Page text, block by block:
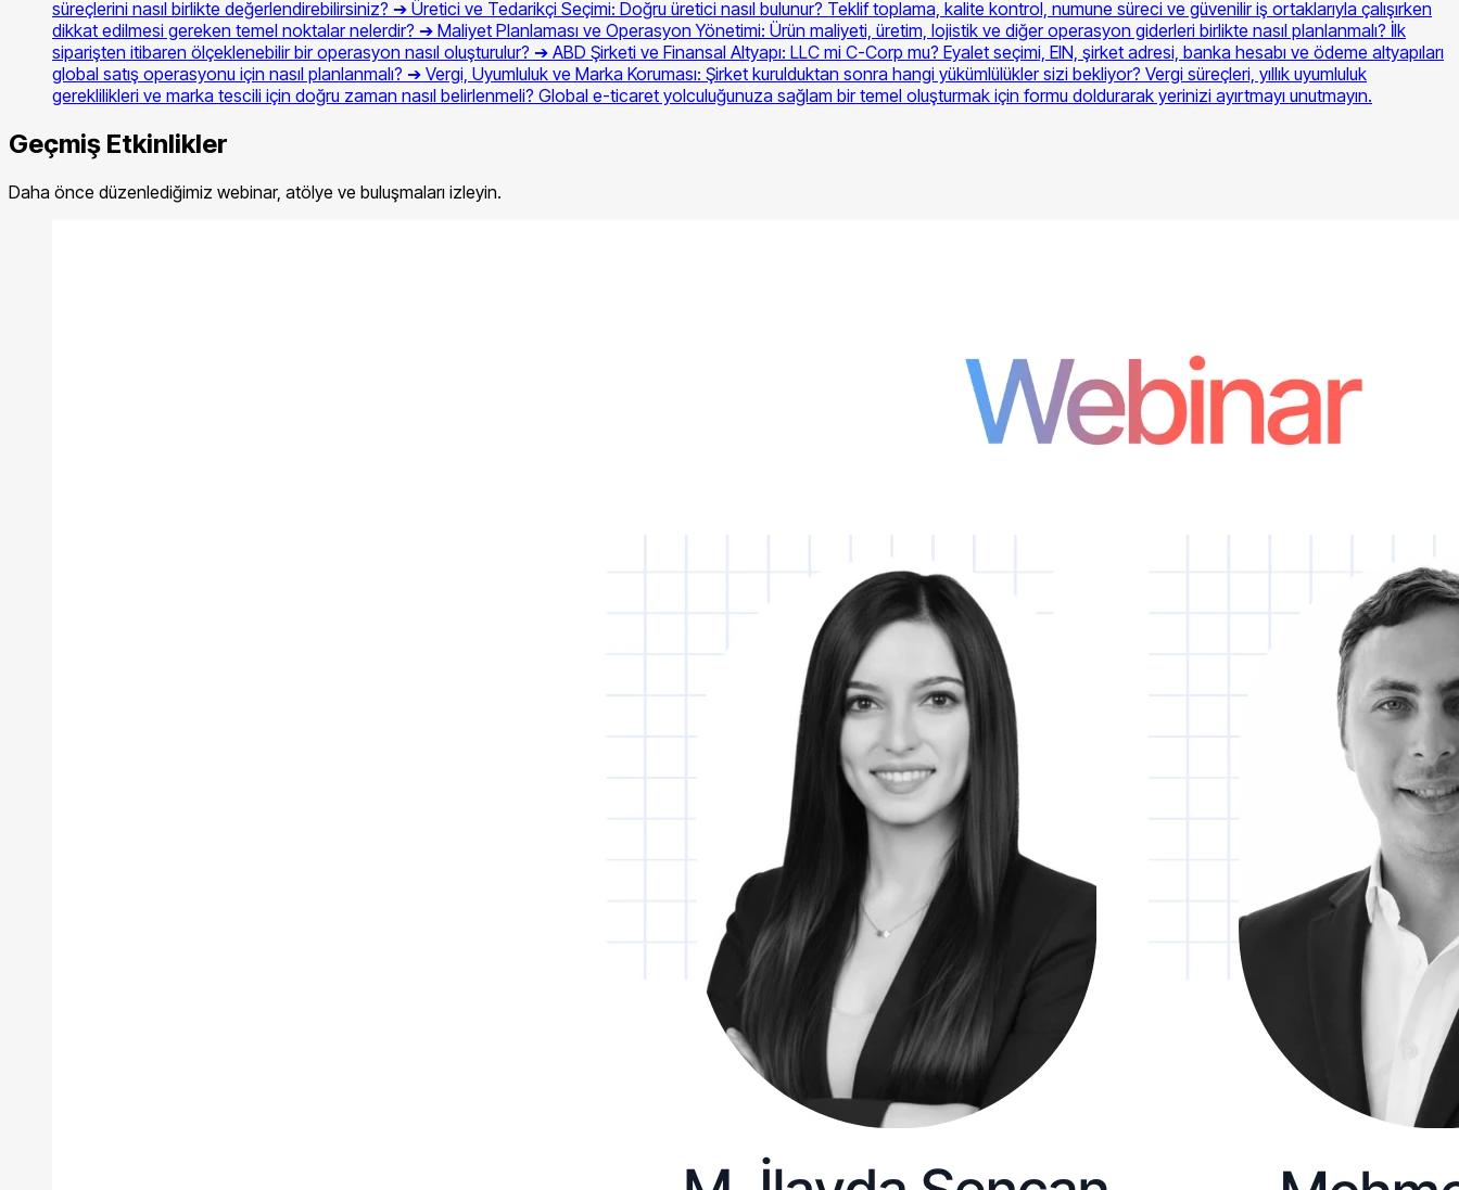
süreçlerini nasıl birlikte değerlendirebilirsiniz? ➔ Üretici ve Tedarikçi Seçimi: Doğru üretici nasıl bulunur? Teklif toplama, kalite kontrol, numune süreci ve güvenilir iş ortaklarıyla çalışırken
dikkat edilmesi gereken temel noktalar nelerdir? ➔ Maliyet Planlaması ve Operasyon Yönetimi: Ürün maliyeti, üretim, lojistik ve diğer operasyon giderleri birlikte nasıl planlanmalı? İlk
siparişten itibaren ölçeklenebilir bir operasyon nasıl oluşturulur? ➔ ABD Şirketi ve Finansal Altyapı: LLC mi C-Corp mu? Eyalet seçimi, EIN, şirket adresi, banka hesabı ve ödeme altyapıları
global satış operasyonu için nasıl planlanmalı? ➔ Vergi, Uyumluluk ve Marka Koruması: Şirket kurulduktan sonra hangi yükümlülükler sizi bekliyor? Vergi süreçleri, yıllık uyumluluk
gereklilikleri ve marka tescili için doğru zaman nasıl belirlenmeli? Global e-ticaret yolculuğunuza sağlam bir temel oluşturmak için formu doldurarak yerinizi ayırtmayı unutmayın.
Geçmiş Etkinlikler
Daha önce düzenlediğimiz webinar, atölye ve buluşmaları izleyin.